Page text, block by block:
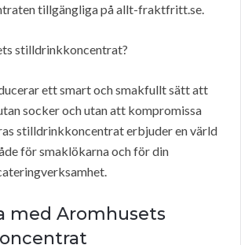
tillgängliga på allt-fraktfritt.se.
stilldrinkkoncentrat?
ett smart och smakfullt sätt att
socker och utan att kompromissa
stilldrinkkoncentrat erbjuder en värld
för smaklökarna och för din
med Aromhusets